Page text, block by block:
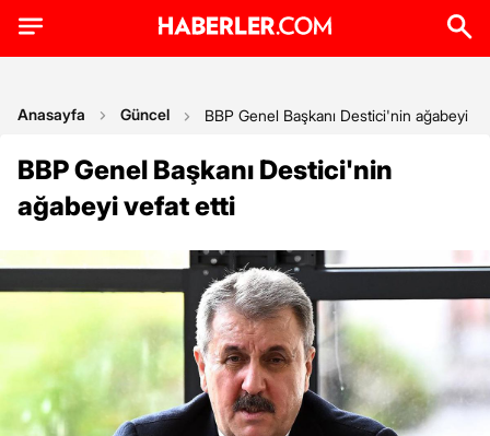
Anasayfa Güncel BBP Genel Başkanı Destici'nin ağabeyi
BBP Genel Başkanı Destici'nin
ağabeyi vefat etti